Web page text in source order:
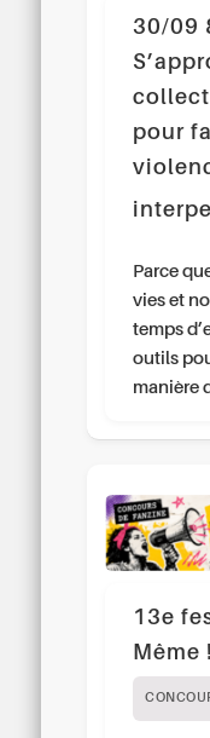
30/09
pour
Parce
vies et
temps
outils
manière
13e
Même